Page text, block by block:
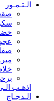
الـتـمـور
اذهـب
الـدجـاج